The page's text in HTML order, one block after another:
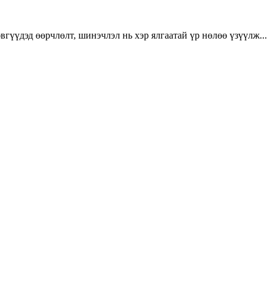
өөрчлөлт, шинэчлэл нь хэр ялгаатай үр нөлөө үзүүлж...